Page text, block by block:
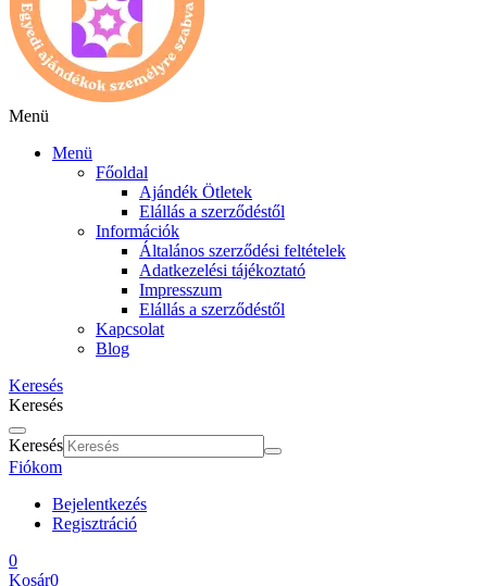
Menü
Menü
Főoldal
Ajándék Ötletek
Elállás a szerződéstől
Információk
Általános szerződési feltételek
Adatkezelési tájékoztató
Impresszum
Elállás a szerződéstől
Kapcsolat
Blog
Keresés
Keresés
Keresés
Fiókom
Bejelentkezés
Regisztráció
0
Kosár0